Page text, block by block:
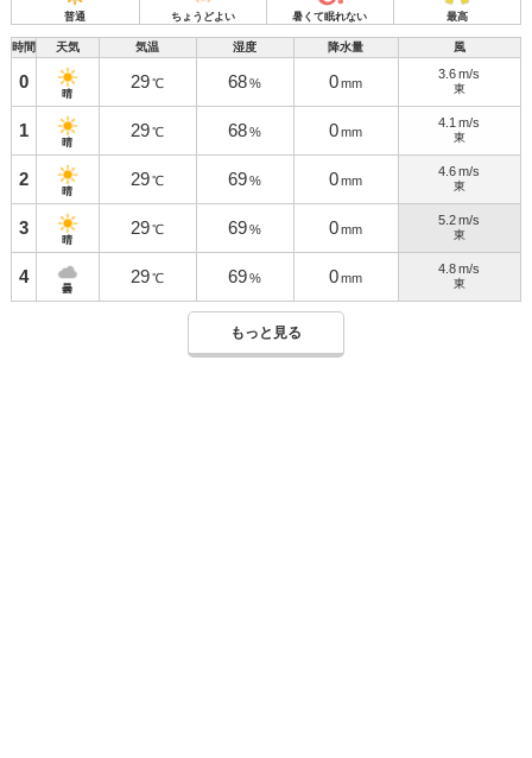
普通 ちょうどよい 暑くて眠れない 最高
時間 天気 気温 湿度 降水量 風
0
晴
29 ℃ 68 % 0 mm
3.6 m/s
東
1
晴
29 ℃ 68 % 0 mm
4.1 m/s
東
2
晴
29 ℃ 69 % 0 mm
4.6 m/s
東
3
晴
29 ℃ 69 % 0 mm
5.2 m/s
東
4
曇
29 ℃ 69 % 0 mm
4.8 m/s
東
もっと見る